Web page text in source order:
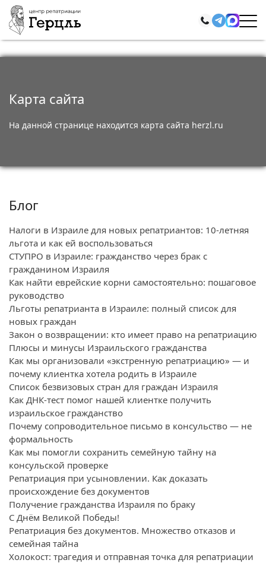
Карта сайта
На данной странице находится карта сайта herzl.ru
Блог
Налоги в Израиле для новых репатриантов: 10-летняя
льгота и как ей воспользоваться
СТУПРО в Израиле: гражданство через брак с
гражданином Израиля
Как найти еврейские корни самостоятельно: пошаговое
руководство
Льготы репатрианта в Израиле: полный список для
новых граждан
Закон о возвращении: кто имеет право на репатриацию
Плюсы и минусы Израильского гражданства
Как мы организовали «экстренную репатриацию» — и
почему клиентка хотела родить в Израиле
Список безвизовых стран для граждан Израиля
Как ДНК-тест помог нашей клиентке получить
израильское гражданство
Почему сопроводительное письмо в консульство — не
формальность
Как мы помогли сохранить семейную тайну на
консульской проверке
Репатриация при усыновлении. Как доказать
происхождение без документов
Получение гражданства Израиля по браку
С Днём Великой Победы!
Репатриация без документов. Множество отказов и
семейная тайна
Холокост: трагедия и отправная точка для репатриации